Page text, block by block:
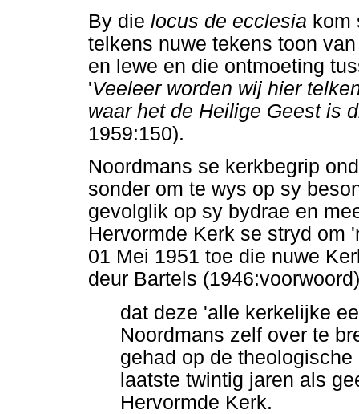
By die locus de ecclesia kom
telkens nuwe tekens toon
en lewe en die ontmoeting
'Veeleer worden wij hier
waar het de Heilige Geest is
1959:150).
Noordmans se kerkbegrip
sonder om te wys op sy
gevolglik op sy bydrae en
Hervormde Kerk se stryd om
01 Mei 1951 toe die nuwe
deur Bartels
dat deze 'alle kerkelijke
Noordmans zelf over te
gehad op de
laatste twintig jaren als
Hervormde Kerk.